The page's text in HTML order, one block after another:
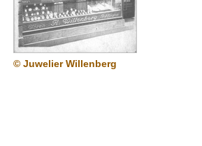
© Juwelier Willenberg